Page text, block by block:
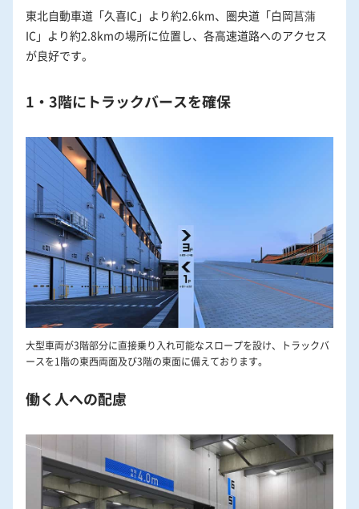
東北自動車道「久喜IC」より約2.6km、圏央道「白岡菖蒲
IC」より約2.8kmの場所に位置し、各高速道路へのアクセス
が良好です。
1・3階にトラックバースを確保
大型車両が3階部分に直接乗り入れ可能なスロープを設け、トラックバ
ースを1階の東西両面及び3階の東面に備えております。
働く人への配慮